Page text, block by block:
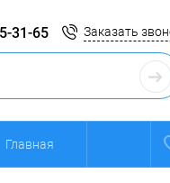
31-65 Заказать
Главная